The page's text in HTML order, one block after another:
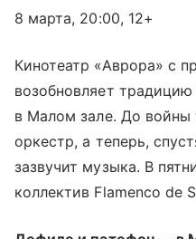
8 марта, 20:00, 12+
Кинотеатр «Аврора» с
возобновляет
в Малом зале. До войны
оркестр, а теперь,
зазвучит музыка. В
коллектив Flamenco de